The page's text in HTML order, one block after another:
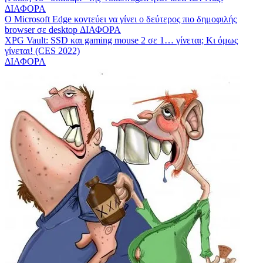
ΔΙΑΦΟΡΑ
Ο Microsoft Edge κοντεύει να γίνει ο δεύτερος πιο δημοφιλής
browser σε desktop ΔΙΑΦΟΡΑ
XPG Vault: SSD και gaming mouse 2 σε 1… γίνεται; Κι όμως
γίνεται! (CES 2022)
ΔΙΑΦΟΡΑ